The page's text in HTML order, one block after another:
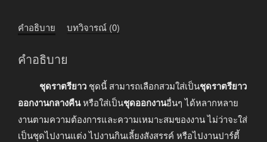
คำอธิบาย บทวิจารณ์ (0)
คำอธิบาย
ชุดราตรียาว ชุดนี้ สามารถเลือกสวมใส่เป็นชุดราตรียาว
ออกงานกลางคืนหรือใส่เป็นชุดออกงานอื่นๆ ได้หลากหลาย
งานตามความต้องการและความเหมาะสมของงาน ไม่ว่าจะใส่
เป็นชุดไปงานแต่ง ไปงานกินเลี้ยงสังสรรค์ หรือไปงานปาร์ตี้